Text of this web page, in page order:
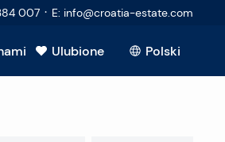
007 · E: info@croatia-estate.com
Ulubione Polski
Pokaż wszystkie